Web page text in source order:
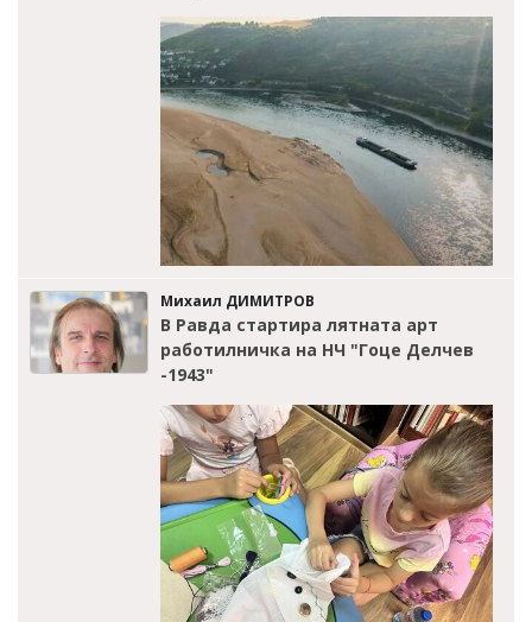
Михаил ДИМИТРОВ
В Равда стартира лятната арт
работилничка на НЧ "Гоце Делчев
-1943"